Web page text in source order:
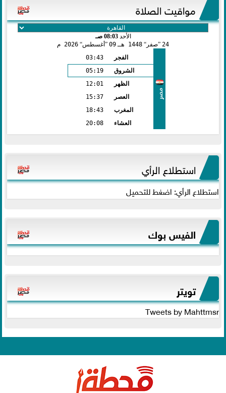
مواقيت الصلاة
الأحد08:03 صـ
24 صفر 1448 هـ 09 أغسطس 2026 م
مصر
الفجر
03:43
الشروق
05:19
الظهر
12:01
العصر
15:37
المغرب
18:43
العشاء
20:08
استطلاع الرأي
استطلاع الرأي: اضغط للتحميل
الفيس بوك
تويتر
Tweets by Mahttmsr